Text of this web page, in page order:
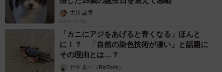
古川 諭香
2026.08.06
「カニにアジをあげると青くなる」ほんと
に！？ 「自然の染色技術が凄い」と話題に
その理由とは…？
竹中 友一（RinToris）